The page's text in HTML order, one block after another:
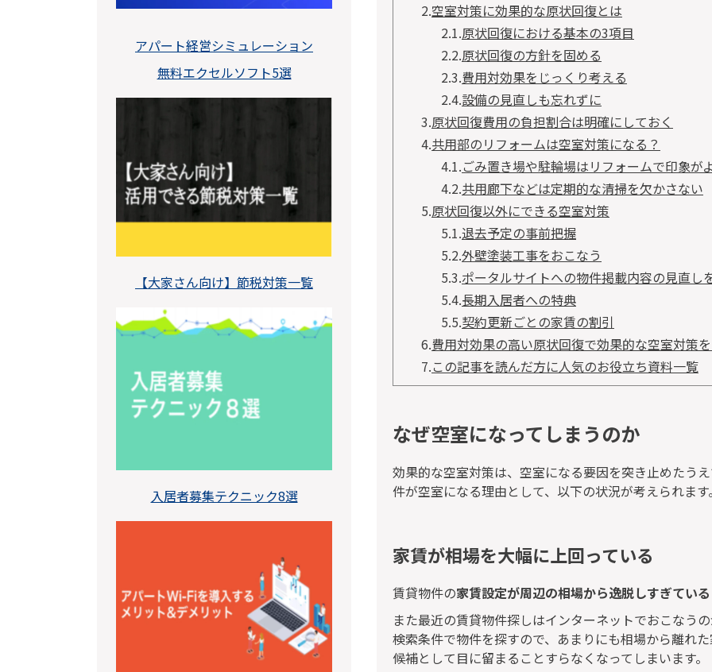
アパート経営シミュレーション
無料エクセルソフト5選
【大家さん向け】節税対策一覧
入居者募集テクニック8選
2.空室対策に効果的な原状回復とは
2.1.原状回復における基本の3項目
2.2.原状回復の方針を固める
2.3.費用対効果をじっくり考える
2.4.設備の見直しも忘れずに
3.原状回復費用の負担割合は明確にしておく
4.共用部のリフォームは空室対策になる？
4.1.ごみ置き場や駐輪場はリフォームで印象が
4.2.共用廊下などは定期的な清掃を欠かさない
5.原状回復以外にできる空室対策
5.1.退去予定の事前把握
5.2.外壁塗装工事をおこなう
5.3.ポータルサイトへの物件掲載内容の見直し
5.4.長期入居者への特典
5.5.契約更新ごとの家賃の割引
6.費用対効果の高い原状回復で効果的な空室対策
7.この記事を読んだ方に人気のお役立ち資料一覧
なぜ空室になってしまうのか
効果的な空室対策は、空室になる要因を突き止めたう
件が空室になる理由として、以下の状況が考えられます
家賃が相場を大幅に上回っている
賃貸物件の家賃設定が周辺の相場から逸脱しすぎてい
また最近の賃貸物件探しはインターネットでおこなう
検索条件で物件を探すので、あまりにも相場から離れ
候補として目に留まることすらなくなってしまいます。